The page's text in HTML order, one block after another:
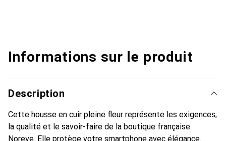
Informations sur le produit
Description
Cette housse en cuir pleine fleur représente les exigences,
la qualité et le savoir-faire de la boutique française
Noreve. Elle protège votre smartphone avec élégance.